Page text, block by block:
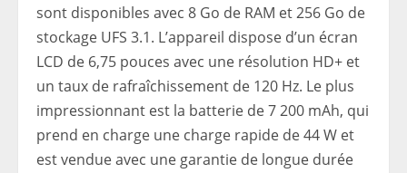
sont disponibles avec 8 Go de RAM et 256 Go de
stockage UFS 3.1. L’appareil dispose d’un écran
LCD de 6,75 pouces avec une résolution HD+ et
un taux de rafraîchissement de 120 Hz. Le plus
impressionnant est la batterie de 7 200 mAh, qui
prend en charge une charge rapide de 44 W et
est vendue avec une garantie de longue durée